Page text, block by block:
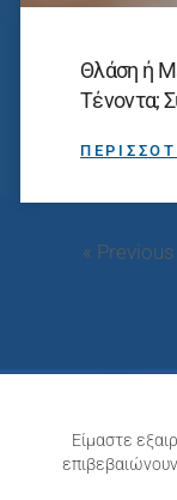
Θλάση ή
Τένοντα;
« Previous
Είμαστε